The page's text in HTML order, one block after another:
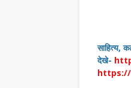
साहित्य,
देखे-
https://